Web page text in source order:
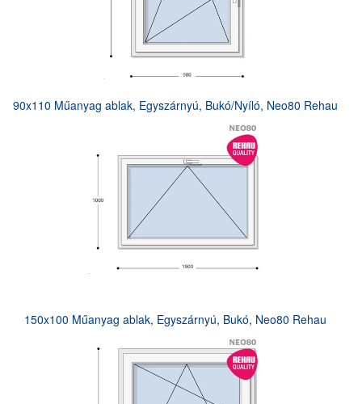
90x110 Műanyag ablak, Egyszárnyú, Bukó/Nyíló, Neo80 Rehau
150x100 Műanyag ablak, Egyszárnyú, Bukó, Neo80 Rehau